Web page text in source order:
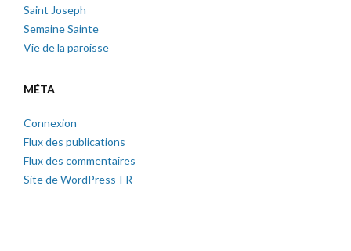
Saint Joseph
Semaine Sainte
Vie de la paroisse
MÉTA
Connexion
Flux des publications
Flux des commentaires
Site de WordPress-FR